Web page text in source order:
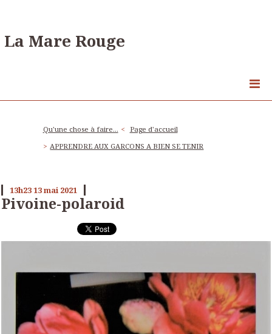
La Mare Rouge
Qu'une chose à faire...
Page d'accueil
APPRENDRE AUX GARCONS A BIEN SE TENIR
13h2313mai 2021
Pivoine-polaroid